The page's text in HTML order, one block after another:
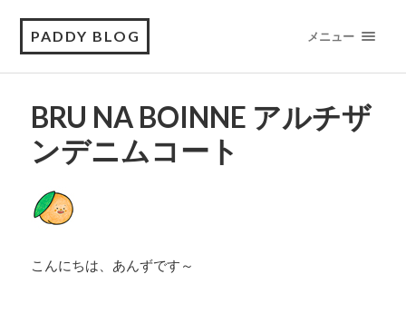
PADDY BLOG メニュー
BRU NA BOINNE アルチザ
ンデニムコート
こんにちは、あんずです～